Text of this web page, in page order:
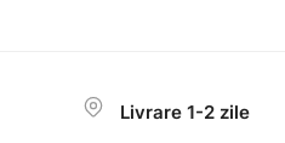
Livrare 1-2 zile